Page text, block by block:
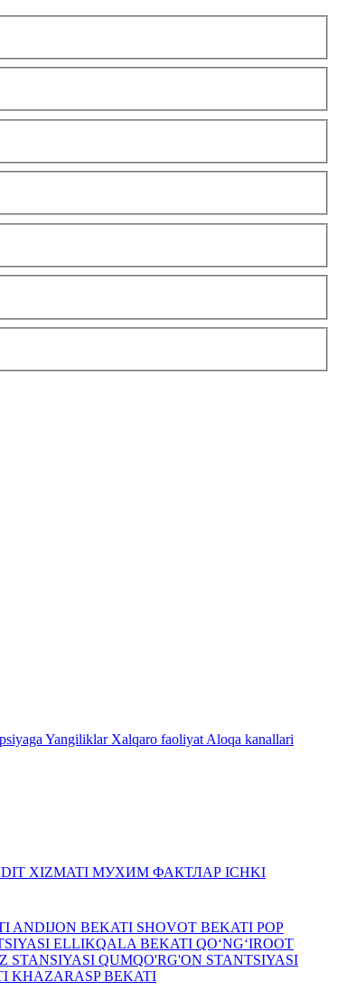
Yangiliklar Xalqaro faoliyat Aloqa kanallari
XIZMATI МУХИМ ФАКТЛАР ICHKI
ANDIJON BEKATI SHOVOT BEKATI POP
ELLIKQALA BEKATI QO‘NG‘IROOT
STANSIYASI QUMQO'RG'ON STANTSIYASI
KHAZARASP BEKATI